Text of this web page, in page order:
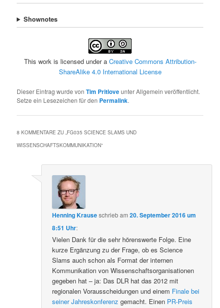
Shownotes
This work is licensed under a Creative Commons Attribution-
ShareAlike 4.0 International License
Dieser Eintrag wurde vonTim Pritloveunter Allgemein veröffentlicht.
Setze ein Lesezeichen für den Permalink.
8 KOMMENTARE ZU „FG035 SCIENCE SLAMS UND
WISSENSCHAFTSKOMMUNIKATION“
Henning Krauseschriebam20. September 2016 um
8:51 Uhr:
Vielen Dank für die sehr hörenswerte Folge. Eine
kurze Ergänzung zu der Frage, ob es Science
Slams auch schon als Format der internen
Kommunikation von Wissenschaftsorganisationen
gegeben hat – ja: Das DLR hat das 2012 mit
regionalen Vorausscheidungen und einem Finale bei
seiner Jahreskonferenz gemacht. Einen PR-Preis